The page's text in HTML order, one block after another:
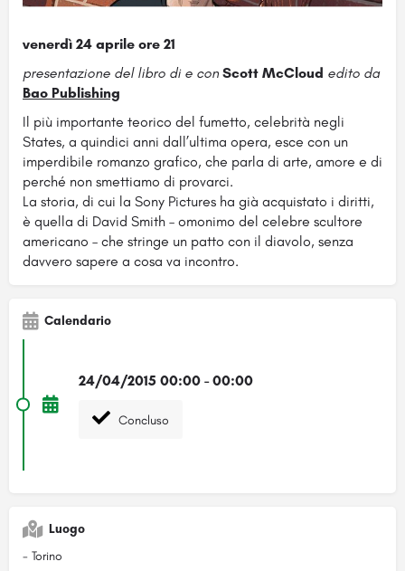
venerdì 24 aprile ore 21
presentazione del libro di e con Scott McCloud edito da
Bao Publishing
Il più importante teorico del fumetto, celebrità negli
States, a quindici anni dall’ultima opera, esce con un
imperdibile romanzo grafico, che parla di arte, amore e di
perché non smettiamo di provarci.
La storia, di cui la Sony Pictures ha già acquistato i diritti,
è quella di David Smith – omonimo del celebre scultore
americano – che stringe un patto con il diavolo, senza
davvero sapere a cosa va incontro.
Calendario
24/04/2015 00:00 - 00:00
Concluso
Luogo
- Torino